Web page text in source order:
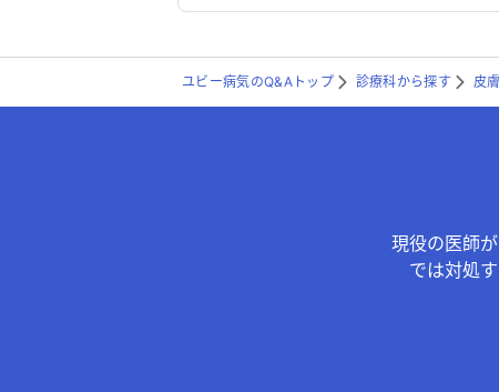
ユビー病気のQ&Aトップ 診療科から探す 皮
現役の医師
では対処